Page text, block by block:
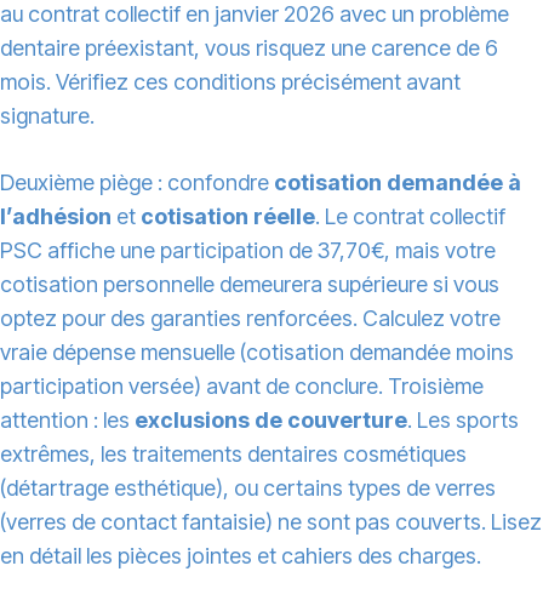
au contrat collectif en janvier 2026 avec un problème
dentaire préexistant, vous risquez une carence de 6
mois. Vérifiez ces conditions précisément avant
signature.
Deuxième piège : confondre cotisation demandée à
l’adhésion et cotisation réelle. Le contrat collectif
PSC affiche une participation de 37,70€, mais votre
cotisation personnelle demeurera supérieure si vous
optez pour des garanties renforcées. Calculez votre
vraie dépense mensuelle (cotisation demandée moins
participation versée) avant de conclure. Troisième
attention : les exclusions de couverture. Les sports
extrêmes, les traitements dentaires cosmétiques
(détartrage esthétique), ou certains types de verres
(verres de contact fantaisie) ne sont pas couverts. Lisez
en détail les pièces jointes et cahiers des charges.